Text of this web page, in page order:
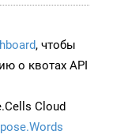
, чтобы
о квотах API
Cloud